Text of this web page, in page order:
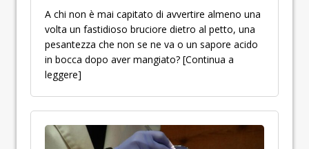
A chi non è mai capitato di avvertire almeno una
volta un fastidioso bruciore dietro al petto, una
pesantezza che non se ne va o un sapore acido
in bocca dopo aver mangiato? [Continua a
leggere]